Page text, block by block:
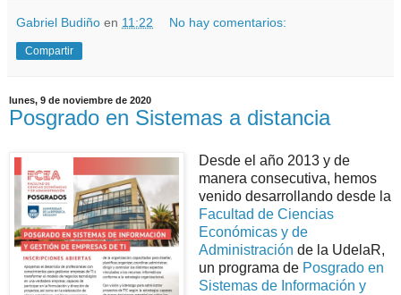
Gabriel Budiño en 11:22 No hay comentarios:
Compartir
lunes, 9 de noviembre de 2020
Posgrado en Sistemas a distancia
Desde el año 2013 y de
manera consecutiva, hemos
venido desarrollando desde la
Facultad de Ciencias
Económicas y de
Administración de la UdelaR,
un programa de Posgrado en
Sistemas de Información y